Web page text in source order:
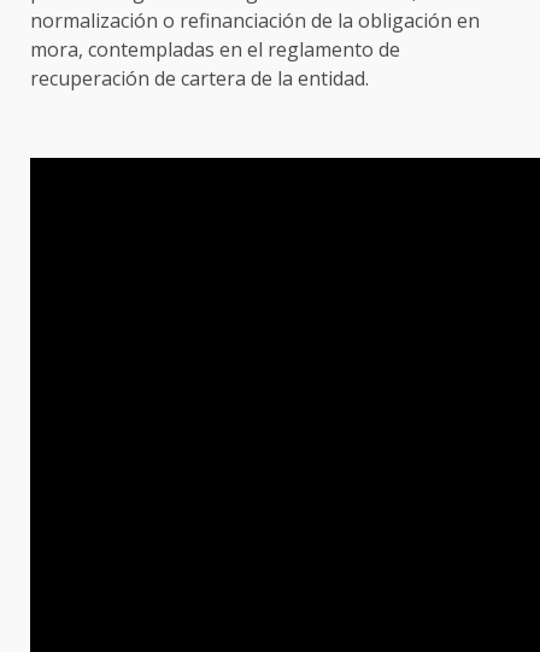
normalización o refinanciación de la obligación en
mora, contempladas en el reglamento de
recuperación de cartera de la entidad.